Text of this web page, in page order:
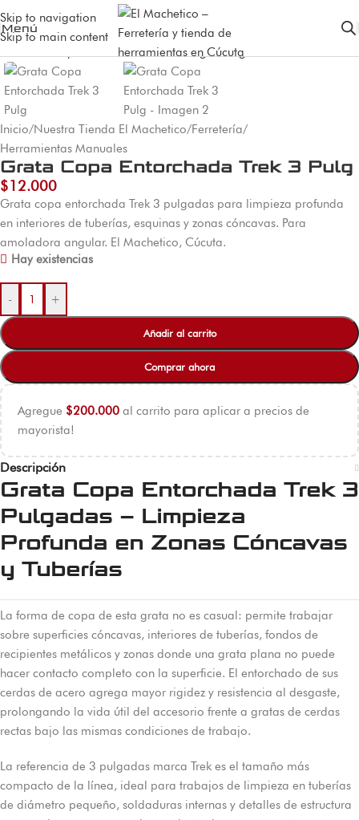
Skip to navigation
Skip to main content
Menú
Inicio/Nuestra Tienda El Machetico/Ferretería/
Herramientas Manuales
Grata Copa Entorchada Trek 3 Pulg
$12.000
Grata copa entorchada Trek 3 pulgadas para limpieza profunda
en interiores de tuberías, esquinas y zonas cóncavas. Para
amoladora angular. El Machetico, Cúcuta.
Hay existencias
- +
Añadir al carrito
Comprar ahora
Agregue $200.000 al carrito para aplicar a precios de
mayorista!
Descripción
Grata Copa Entorchada Trek 3
Pulgadas – Limpieza
Profunda en Zonas Cóncavas
y Tuberías
La forma de copa de esta grata no es casual: permite trabajar
sobre superficies cóncavas, interiores de tuberías, fondos de
recipientes metálicos y zonas donde una grata plana no puede
hacer contacto completo con la superficie. El entorchado de sus
cerdas de acero agrega mayor rigidez y resistencia al desgaste,
prolongando la vida útil del accesorio frente a gratas de cerdas
rectas bajo las mismas condiciones de trabajo.
La referencia de 3 pulgadas marca Trek es el tamaño más
compacto de la línea, ideal para trabajos de limpieza en tuberías
de diámetro pequeño, soldaduras internas y detalles de estructura